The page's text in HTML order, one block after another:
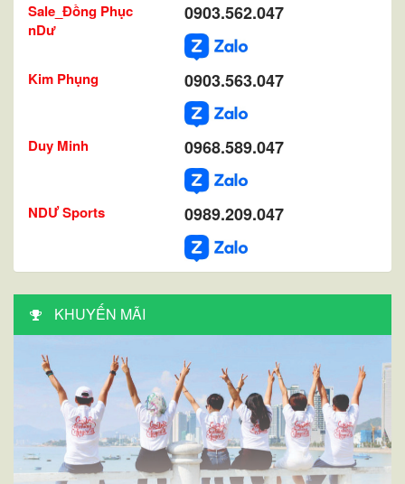
Sale_Đồng Phục
nDư
0903.562.047
Kim Phụng 0903.563.047
Duy Minh 0968.589.047
NDƯ Sports 0989.209.047
KHUYẾN MÃI